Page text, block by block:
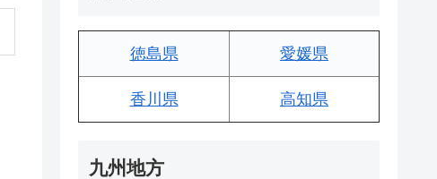
徳島県 愛媛県
香川県 高知県
九州地方